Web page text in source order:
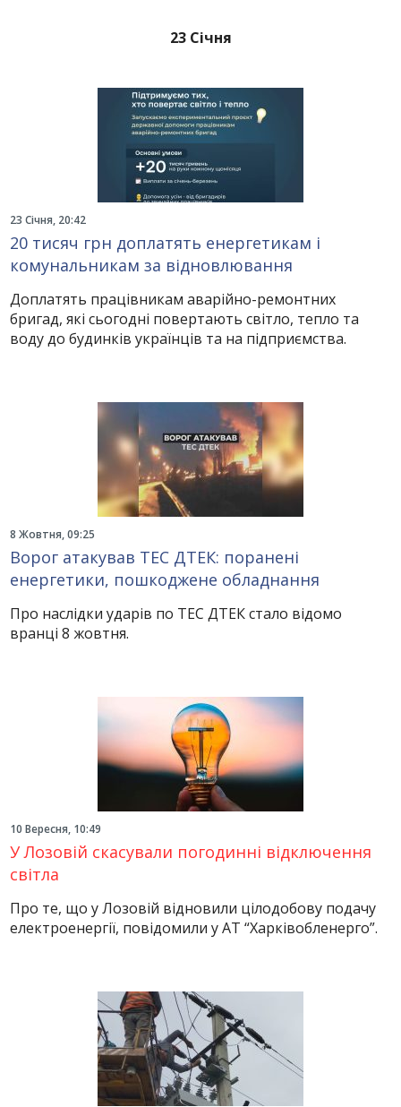
23 Січня
23 Січня, 20:42
20 тисяч грн доплатять енергетикам і
комунальникам за відновлювання
Доплатять працівникам аварійно-ремонтних
бригад, які сьогодні повертають світло, тепло та
воду до будинків українців та на підприємства.
8 Жовтня, 09:25
Ворог атакував ТЕС ДТЕК: поранені
енергетики, пошкоджене обладнання
Про наслідки ударів по ТЕС ДТЕК стало відомо
вранці 8 жовтня.
10 Вересня, 10:49
У Лозовій скасували погодинні відключення
світла
Про те, що у Лозовій відновили цілодобову подачу
електроенергії, повідомили у АТ “Харківобленерго”.